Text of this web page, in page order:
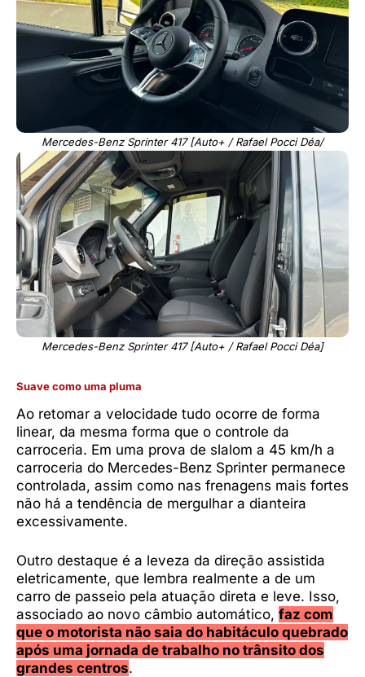
Mercedes-Benz Sprinter 417 [Auto+ / Rafael Pocci Déa/
Mercedes-Benz Sprinter 417 [Auto+ / Rafael Pocci Déa]
Suave como uma pluma
Ao retomar a velocidade tudo ocorre de forma
linear, da mesma forma que o controle da
carroceria. Em uma prova de slalom a 45 km/h a
carroceria do Mercedes-Benz Sprinter permanece
controlada, assim como nas frenagens mais fortes
não há a tendência de mergulhar a dianteira
excessivamente.
Outro destaque é a leveza da direção assistida
eletricamente, que lembra realmente a de um
carro de passeio pela atuação direta e leve. Isso,
associado ao novo câmbio automático, faz com
que o motorista não saia do habitáculo quebrado
após uma jornada de trabalho no trânsito dos
grandes centros.